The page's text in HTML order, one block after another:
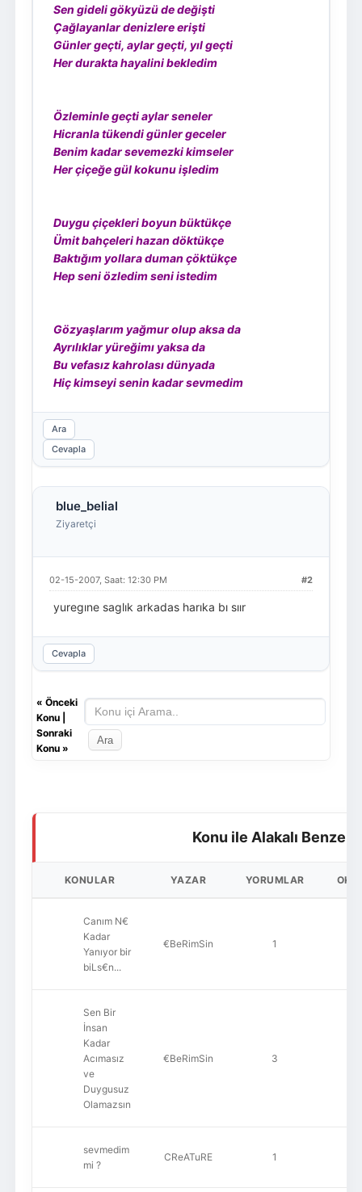
Sen gideli gökyüzü de değişti
Çağlayanlar denizlere erişti
Günler geçti, aylar geçti, yıl geçti
Her durakta hayalini bekledim
Özleminle geçti aylar seneler
Hicranla tükendi günler geceler
Benim kadar sevemezki kimseler
Her çiçeğe gül kokunu işledim
Duygu çiçekleri boyun büktükçe
Ümit bahçeleri hazan döktükçe
Baktığım yollara duman çöktükçe
Hep seni özledim seni istedim
Gözyaşlarım yağmur olup aksa da
Ayrılıklar yüreğimı yaksa da
Bu vefasız kahrolası dünyada
Hiç kimseyi senin kadar sevmedim
Ara
Cevapla
blue_belial
Ziyaretçi
#2
02-15-2007, Saat: 12:30 PM
yuregıne saglık arkadas harıka bı sıır
Cevapla
« Önceki
Konu|
Sonraki
Konu»
Konu ile Alakalı Benzer
KONULAR YAZAR YORUMLAR
Canım N€
Kadar
Yanıyor bir
biLs€n...
€BeRimSin 1
Sen Bir
İnsan
Kadar
Acımasız
ve
Duygusuz
Olamazsın
€BeRimSin 3
sevmedim
mi ?
CReATuRE 1